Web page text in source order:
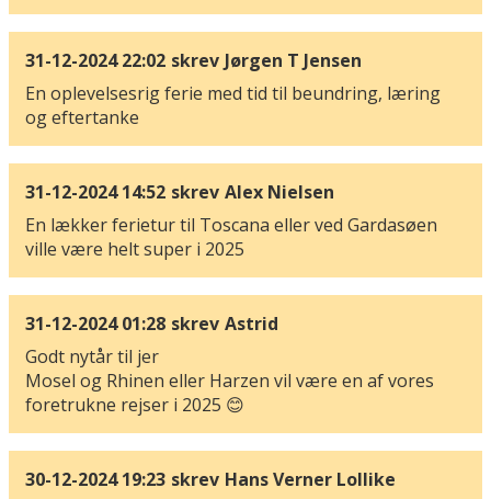
31-12-2024 22:02 skrev Jørgen T Jensen
En oplevelsesrig ferie med tid til beundring, læring
og eftertanke
31-12-2024 14:52 skrev Alex Nielsen
En lækker ferietur til Toscana eller ved Gardasøen
ville være helt super i 2025
31-12-2024 01:28 skrev Astrid
Godt nytår til jer
Mosel og Rhinen eller Harzen vil være en af vores
foretrukne rejser i 2025 😊
30-12-2024 19:23 skrev Hans Verner Lollike